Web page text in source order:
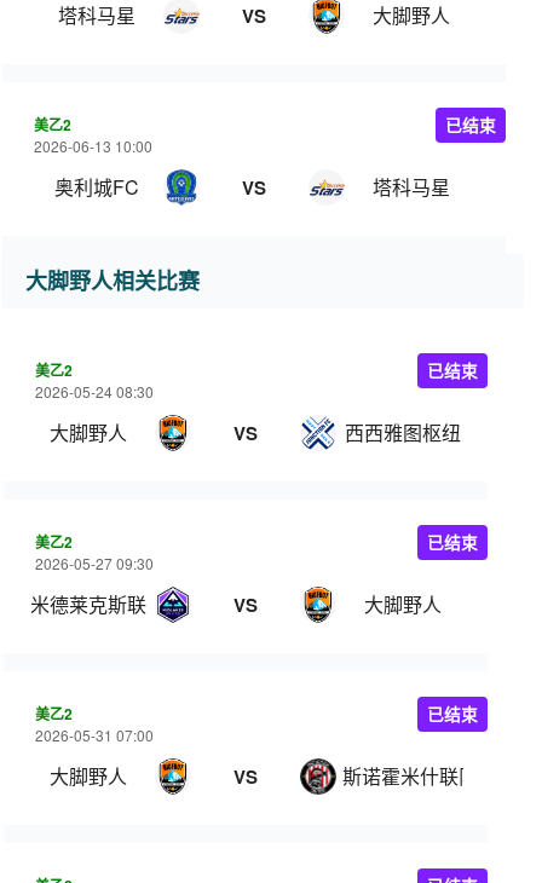
塔科马星 VS 大脚野人
美乙2
2026-06-13 10:00
奥利城FC VS 塔科马星
已结束
大脚野人相关比赛
美乙2
2026-05-24 08:30
大脚野人 VS 西西雅图枢纽
已结束
美乙2
2026-05-27 09:30
米德莱克斯联 VS 大脚野人
已结束
美乙2
2026-05-31 07:00
大脚野人 VS 斯诺霍米什联队
已结束